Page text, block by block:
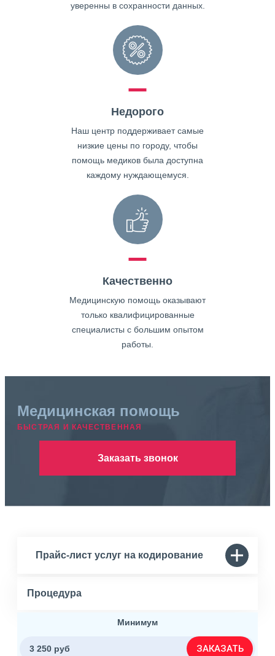
уверенны в сохранности данных.
Недорого
Наш центр поддерживает самые
низкие цены по городу, чтобы
помощь медиков была доступна
каждому нуждающемуся.
Качественно
Медицинскую помощь оказывают
только квалифицированные
специалисты с большим опытом
работы.
Медицинская помощь
БЫСТРАЯ И КАЧЕСТВЕННАЯ
Заказать звонок
Прайс-лист услуг на кодирование
Процедура
Минимум
3 250 руб ЗАКАЗАТЬ